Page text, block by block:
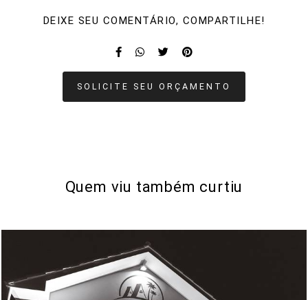
DEIXE SEU COMENTÁRIO, COMPARTILHE!
SOLICITE SEU ORÇAMENTO
Quem viu também curtiu